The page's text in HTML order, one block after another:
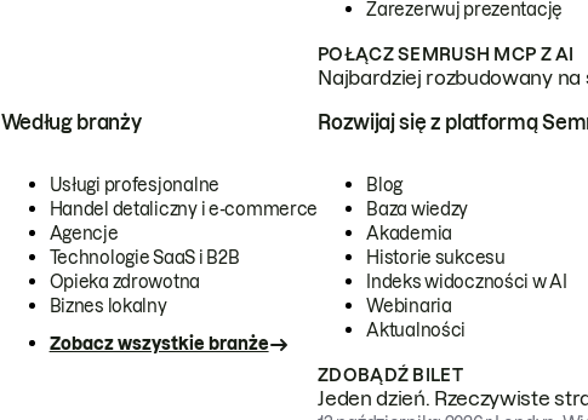
Zarezerwuj prezentację
POŁĄCZ SEMRUSH MCP Z AI
Najbardziej rozbudowany
Według branży
Usługi profesjonalne
Handel detaliczny i e-commerce
Agencje
Technologie SaaS i B2B
Opieka zdrowotna
Biznes lokalny
Zobacz wszystkie branże
Rozwijaj się z platformą
Blog
Baza wiedzy
Akademia
Historie sukcesu
Indeks widoczności w AI
Webinaria
Aktualności
ZDOBĄDŹ BILET
Jeden dzień. Rzeczywiste